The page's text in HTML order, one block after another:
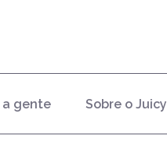
a gente Sobre o